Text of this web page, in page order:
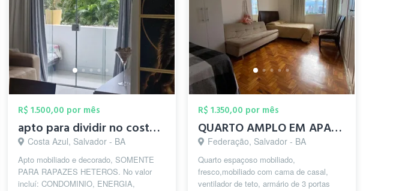
R$ 1.500,00 por mês
apto para dividir no costa azul
Costa Azul, Salvador - BA
Apto mobiliado e decorado, SOMENTE
PARA RAPAZES HETEROS. No valor
incluí: CONDOMINIO, ENERGIA,
R$ 1.350,00 por mês
QUARTO AMPLO EM APARTAMENTO MOBILIADO
Federação, Salvador - BA
Quarto espaçoso mobiliado,
fresco,mobiliado com cama de casal,
ventilador de teto, armário de 3 portas